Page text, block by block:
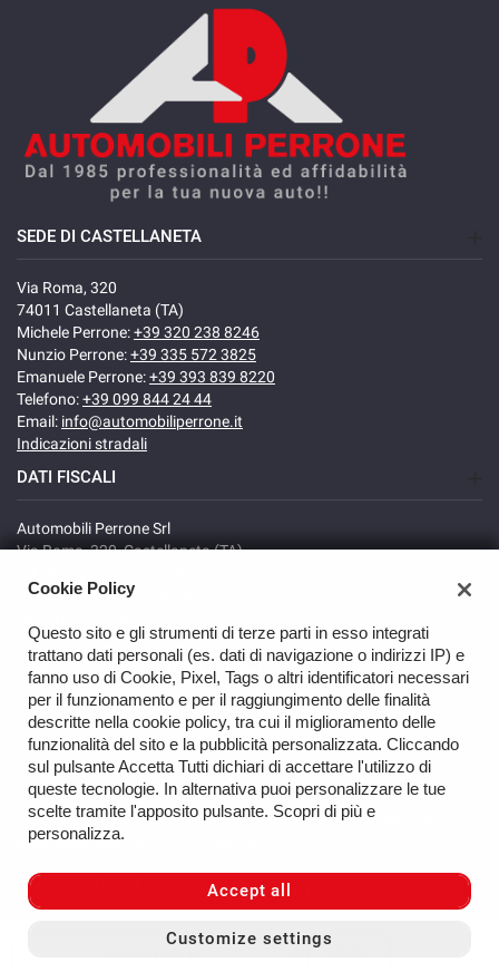
SEDE DI CASTELLANETA
Via Roma, 320
74011 Castellaneta (TA)
Michele Perrone:+39 320 238 8246
Nunzio Perrone:+39 335 572 3825
Emanuele Perrone:+39 393 839 8220
Telefono:+39 099 844 24 44
Email: info@automobiliperrone.it
Indicazioni stradali
DATI FISCALI
Automobili Perrone Srl
Via Roma, 320, Castellaneta (TA)
Registro delle imprese: TA
Copyright © 2026 Automobili Perrone Srl - VAT 02735640738 -
Read the Privacy Policy
Site created by:
Cookie Policy
Questo sito e gli strumenti di terze parti in esso integrati
trattano dati personali (es. dati di navigazione o indirizzi IP) e
fanno uso di Cookie, Pixel, Tags o altri identificatori necessari
per il funzionamento e per il raggiungimento delle finalità
descritte nella cookie policy, tra cui il miglioramento delle
funzionalità del sito e la pubblicità personalizzata. Cliccando
sul pulsante Accetta Tutti dichiari di accettare l'utilizzo di
queste tecnologie. In alternativa puoi personalizzare le tue
scelte tramite l'apposito pulsante. Scopri di più e
personalizza.
Accept all
Customize settings